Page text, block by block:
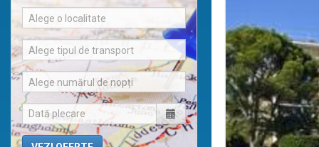
Alege o localitate
Alege tipul de transport
Alege numărul de nopți